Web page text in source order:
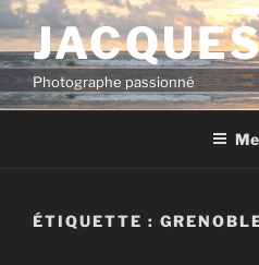
Aller
au
contenu
principalPhotographe passionné
ÉTIQUETTE :